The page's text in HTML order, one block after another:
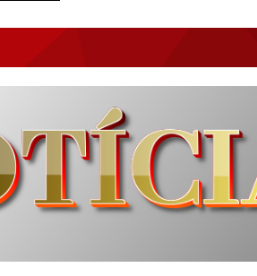
- ÚLTIMA HORA
DE VISTA
NOTÍCIAS
DO DIA
NA TELA